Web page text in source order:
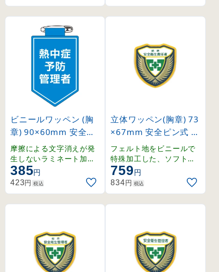
ビニールワッペン (胸
章) 90×60mm 安全ピ
ン式 熱中症予防管理者
(126041)
摩擦による文字消えが発
生しないラミネート加工
済みワッペン。
385円
423円 税込
立体ワッペン(胸章) 73
×67mm 安全ピン式 統
括 安全衛生責任者 (12
6901)
フェルト地をビニールで
特殊加工した、ソフトタ
ッチの立体ワッペン。
759円
834円 税込